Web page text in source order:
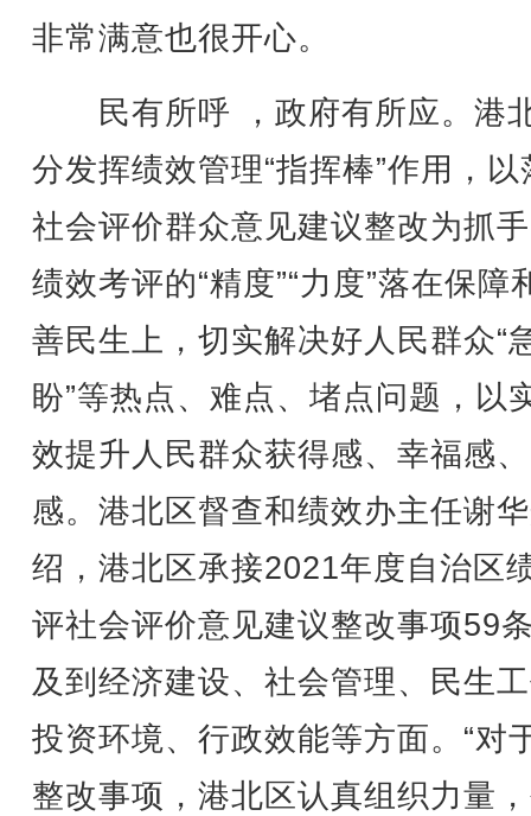
非常满意也很开心。
民有所呼 ，政府有所应。港
分发挥绩效管理“指挥棒”作用，以
社会评价群众意见建议整改为抓
绩效考评的“精度”“力度”落在保障
善民生上，切实解决好人民群众“
盼”等热点、难点、堵点问题，以
效提升人民群众获得感、幸福感
感。港北区督查和绩效办主任谢
绍，港北区承接2021年度自治区
评社会评价意见建议整改事项59
及到经济建设、社会管理、民生
投资环境、行政效能等方面。“对
整改事项，港北区认真组织力量